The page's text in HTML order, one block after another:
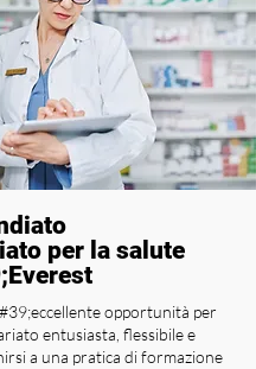
per la salute
opportunità per
entusiasta, flessibile e
a una pratica di formazione